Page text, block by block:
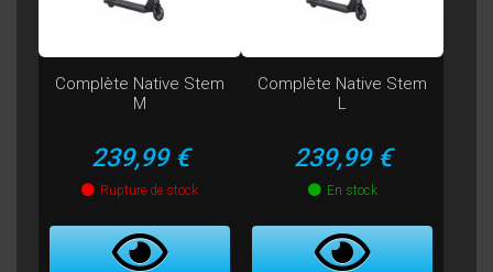
Complète Native Stem
M
Prix
239,99 €
Rupture de stock
Complète Native Stem
L
Prix
239,99 €
En stock